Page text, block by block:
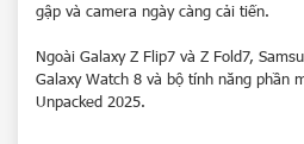
gập và camera ngày càng cải tiến.
Ngoài Galaxy Z Flip7 và Z Fold7,
Galaxy Watch 8 và bộ tính năng phần
Unpacked 2025.